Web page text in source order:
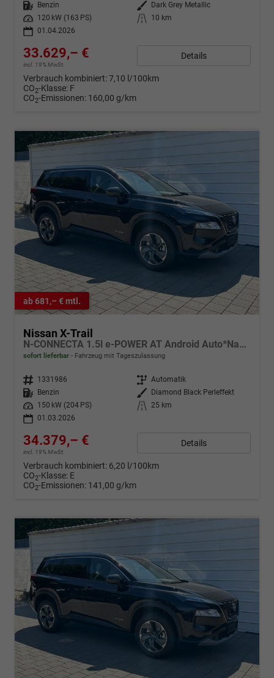
Kraftstoff
Benzin Außenfarbe
Dark Grey Metallic
Leistung
120 kW (163 PS) Kilometerstand
10 km
01.04.2026
33.629,– €
incl. 19% MwSt.
Details
Verbrauch kombiniert:7,10 l/100km
CO2-Klasse: F
CO2-Emissionen: 160,00 g/km
ab 681,– € mtl.
Nissan X-Trail
N-CONNECTA 1.5l e-POWER AT Android Auto*Navi*SHZ*3Z Klimaauto*360°*ACC*E-Heck
sofort lieferbar Fahrzeug mit Tageszulassung
Fahrzeugnr. 1331986 Getriebe Automatik
Kraftstoff
Benzin Außenfarbe
Diamond Black Perleffekt
Leistung
150 kW (204 PS) Kilometerstand
25 km
01.03.2026
34.379,– €
incl. 19% MwSt.
Details
Verbrauch kombiniert: 6,20 l/100km
CO2-Klasse: E
CO2-Emissionen: 141,00 g/km